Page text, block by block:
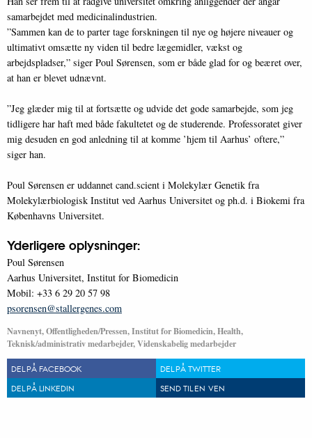
samarbejdet med medicinalindustrien.
”Sammen kan de to parter tage forskningen til nye og højere niveauer og
ultimativt omsætte ny viden til bedre lægemidler, vækst og
arbejdspladser,” siger Poul Sørensen, som er både glad for og beæret over,
at han er blevet udnævnt.
”Jeg glæder mig til at fortsætte og udvide det gode samarbejde, som jeg
tidligere har haft med både fakultetet og de studerende. Professoratet giver
mig desuden en god anledning til at komme ’hjem til Aarhus’ oftere,”
siger han.
Poul Sørensen er uddannet cand.scient i Molekylær Genetik fra
Molekylærbiologisk Institut ved Aarhus Universitet og ph.d. i Biokemi fra
Københavns Universitet.
Yderligere oplysninger:
Poul Sørensen
Aarhus Universitet, Institut for Biomedicin
Mobil: +33 6 29 20 57 98
psorensen@stallergenes.com
Navnenyt, Offentligheden/Pressen, Institut for Biomedicin, Health,
Teknisk/administrativ medarbejder, Videnskabelig medarbejder
DEL PÅ FACEBOOK
DEL PÅ TWITTER
DEL PÅ LINKEDIN
SEND TIL EN VEN